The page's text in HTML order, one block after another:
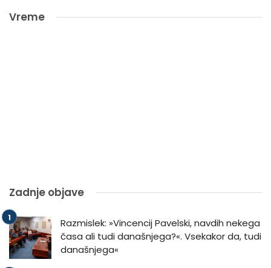
Vreme
Zadnje objave
Razmislek: »Vincencij Pavelski, navdih nekega
časa ali tudi današnjega?«. Vsekakor da, tudi
današnjega«